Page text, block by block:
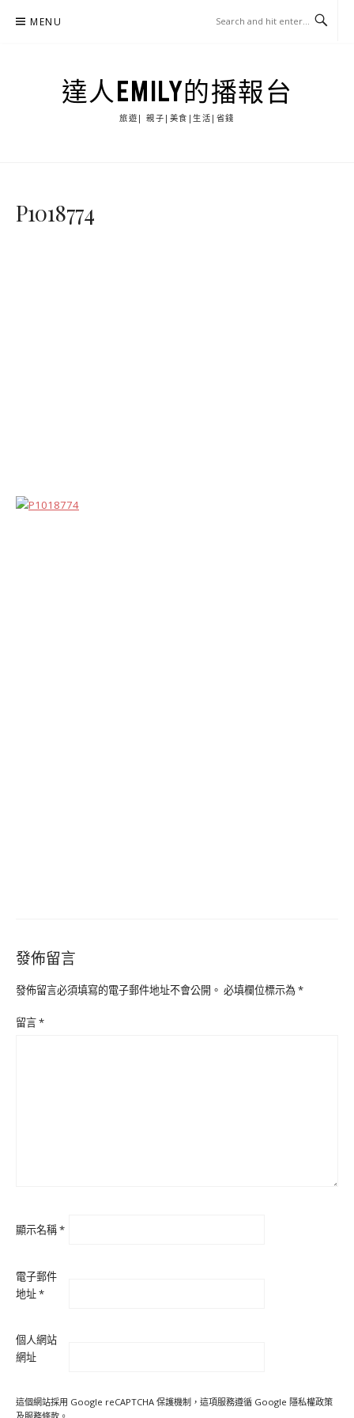
MENU
達人EMILY的播報台
旅遊| 親子|美食|生活|省錢
P1018774
發佈留言
發佈留言必須填寫的電子郵件地址不會公開。 必填欄位標示為*
留言*
顯示名稱*
電子郵件
地址*
個人網站
網址
這個網站採用 Google reCAPTCHA 保護機制，這項服務遵循 Google 隱私權政策